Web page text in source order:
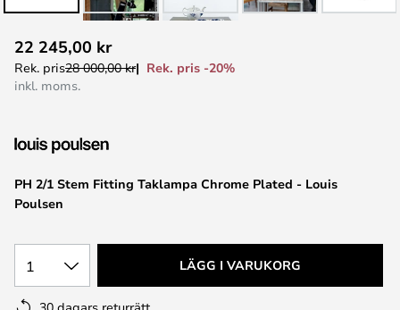
till
början
PH 2/1 Stem Fitting Taklampa Chrome Plated - Louis
Poulsen
22 245,00 kr
Rek. pris28 000,00 kr
Rek. pris -20%
inkl. moms.
1 LÄGG I VARUKORG